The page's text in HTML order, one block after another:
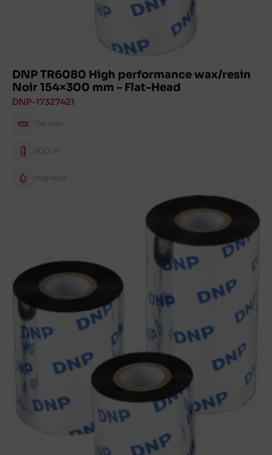
DNP TR6080 High performance wax/resin
Noir 154×300 mm – Flat-Head
DNP-17327421
154 mm
300 m
Intérieur